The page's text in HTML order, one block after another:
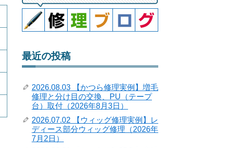
最近の投稿
2026.08.03 【かつら修理実例】増毛
修理と分け目の交換、PU（テープ
台）取付（2026年8月3日）
2026.07.02 【ウィッグ修理実例】レ
ディース部分ウィッグ修理（2026年
7月2日）